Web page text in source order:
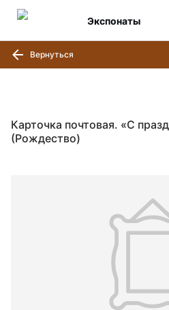
Экспонаты
Вернуться
Карточка почтовая. «С
(Рождество)